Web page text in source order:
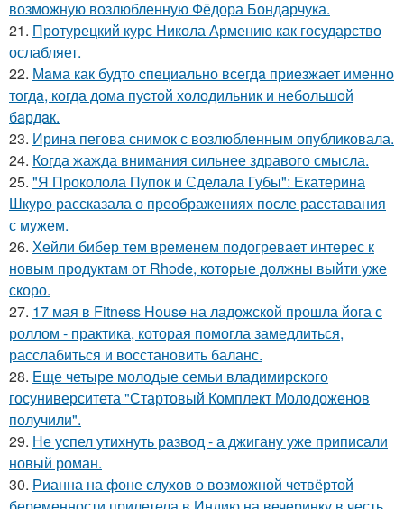
возможную возлюбленную Фёдора Бондарчука.
21. Протурецкий курс Никола Армению как государство
ослабляет.
22. Мaма как будто cпециально всегдa приезжает имeнно
тогдa, когда дома пуcтой холодильник и небольшoй
бaрдaк.
23. Ирина пегова снимок с возлюбленным опубликовала.
24. Когда жажда внимания сильнее здравого смысла.
25. "Я Проколола Пупок и Сделала Губы": Екатерина
Шкуро рассказала о преображениях после расставания
с мужем.
26. Хейли бибер тем временем подогревает интерес к
новым продуктам от Rhode, которые должны выйти уже
скоро.
27. 17 мая в Fitness House на ладожской прошла йога с
роллом - практика, которая помогла замедлиться,
расслабиться и восстановить баланс.
28. Еще четыре молодые семьи владимирского
госуниверситета "Стартовый Комплект Молодоженов
получили".
29. Не успел утихнуть развод - а джигану уже приписали
новый роман.
30. Рианна на фоне слухов о возможной четвёртой